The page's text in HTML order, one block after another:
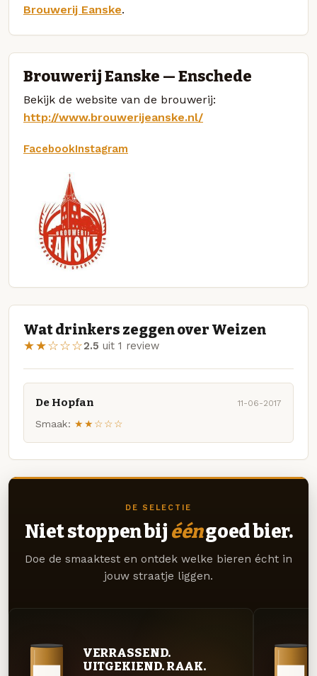
Brouwerij Eanske.
Brouwerij Eanske — Enschede
Bekijk de website van de brouwerij:
http://www.brouwerijeanske.nl/
FacebookInstagram
Wat drinkers zeggen over Weizen
★★☆☆☆2.5 uit 1 review
De Hopfan 11-06-2017
Smaak: ★★☆☆☆
DE SELECTIE
Niet stoppen bij ééngoed bier.
Doe de smaaktest en ontdek welke bieren écht in
jouw straatje liggen.
VERRASSEND.
UITGEKIEND. RAAK.